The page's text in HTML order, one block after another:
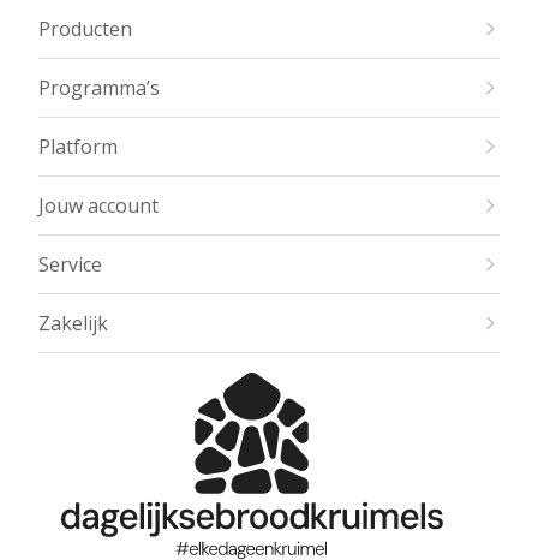
Producten
Programma’s
Platform
Jouw account
Service
Zakelijk